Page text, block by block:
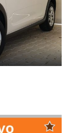
multifunzione
• Chiusura
• Cruise